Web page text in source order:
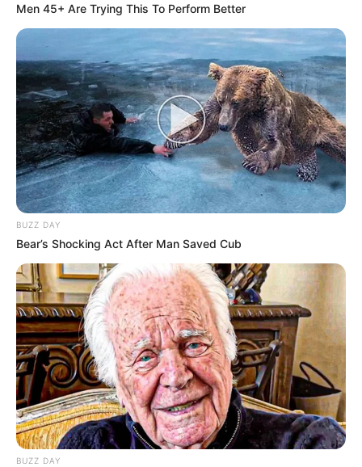
Men 45+ Are Trying This To Perform Better
BUZZ DAY
Bear’s Shocking Act After Man Saved Cub
BUZZ DAY